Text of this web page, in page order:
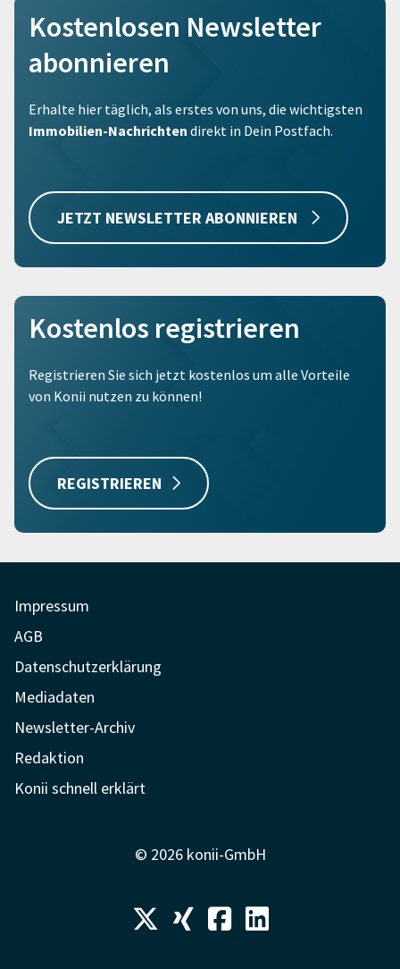
Kostenlosen Newsletter
abonnieren
Erhalte hier täglich, als erstes von uns, die wichtigsten
Immobilien-Nachrichten direkt in Dein Postfach.
JETZT NEWSLETTER ABONNIEREN
Kostenlos registrieren
Registrieren Sie sich jetzt kostenlos um alle Vorteile
von Konii nutzen zu können!
REGISTRIEREN
Impressum
AGB
Datenschutzerklärung
Mediadaten
Newsletter-Archiv
Redaktion
Konii schnell erklärt
© 2026 konii-GmbH